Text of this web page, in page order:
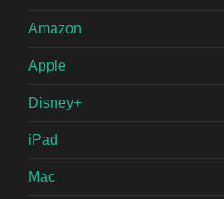
Amazon
Apple
Disney+
iPad
Mac